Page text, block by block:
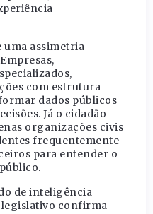
uma assimetria
com estrutura
dados públicos
Já o cidadão
organizações civis
frequentemente
para entender o
de inteligência
confirma